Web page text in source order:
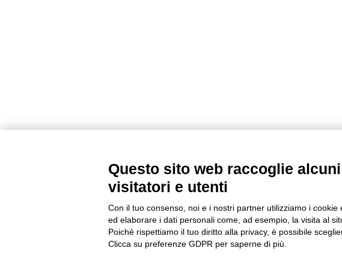
Questo sito web raccoglie
visitatori e utenti
Con il tuo consenso, noi e i nostri partner utilizziamo i
ed elaborare i dati personali come, ad esempio, la visita al
Poiché rispettiamo il tuo diritto alla privacy, è possibile
Clicca su preferenze GDPR per saperne di più.